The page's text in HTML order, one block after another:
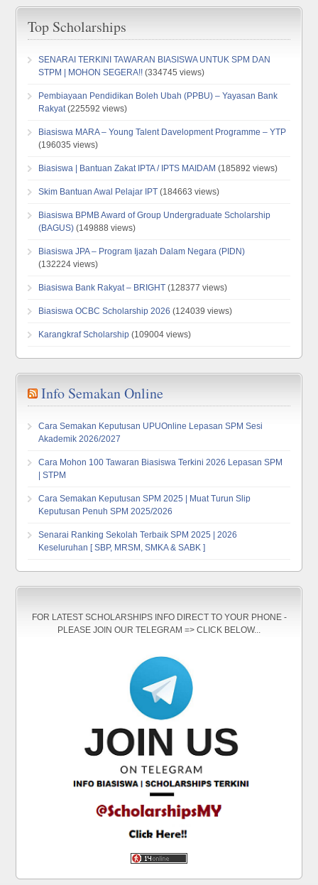
Top Scholarships
SENARAI TERKINI TAWARAN BIASISWA UNTUK SPM DAN
STPM | MOHON SEGERA!! (334745 views)
Pembiayaan Pendidikan Boleh Ubah (PPBU) – Yayasan Bank
Rakyat (225592 views)
Biasiswa MARA – Young Talent Davelopment Programme – YTP
(196035 views)
Biasiswa | Bantuan Zakat IPTA / IPTS MAIDAM (185892 views)
Skim Bantuan Awal Pelajar IPT (184663 views)
Biasiswa BPMB Award of Group Undergraduate Scholarship
(BAGUS) (149888 views)
Biasiswa JPA – Program Ijazah Dalam Negara (PIDN)
(132224 views)
Biasiswa Bank Rakyat – BRIGHT (128377 views)
Biasiswa OCBC Scholarship 2026 (124039 views)
Karangkraf Scholarship (109004 views)
Info Semakan Online
Cara Semakan Keputusan UPUOnline Lepasan SPM Sesi
Akademik 2026/2027
Cara Mohon 100 Tawaran Biasiswa Terkini 2026 Lepasan SPM
| STPM
Cara Semakan Keputusan SPM 2025 | Muat Turun Slip
Keputusan Penuh SPM 2025/2026
Senarai Ranking Sekolah Terbaik SPM 2025 | 2026
Keseluruhan [ SBP, MRSM, SMKA & SABK ]
FOR LATEST SCHOLARSHIPS INFO DIRECT TO YOUR PHONE -
PLEASE JOIN OUR TELEGRAM => CLICK BELOW...